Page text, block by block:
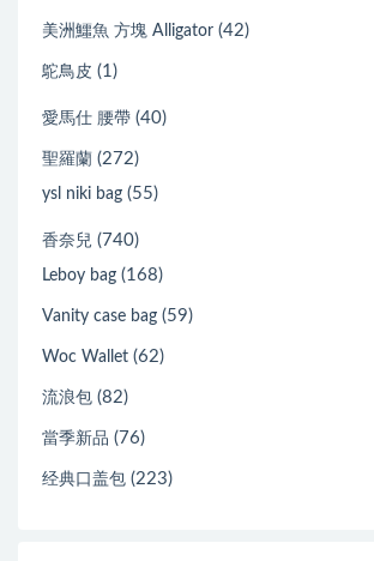
美洲鱷魚 方塊 Alligator (42)
鴕鳥皮 (1)
愛馬仕 腰帶 (40)
聖羅蘭 (272)
ysl niki bag (55)
香奈兒 (740)
Leboy bag (168)
Vanity case bag (59)
Woc Wallet (62)
流浪包 (82)
當季新品 (76)
经典口盖包 (223)